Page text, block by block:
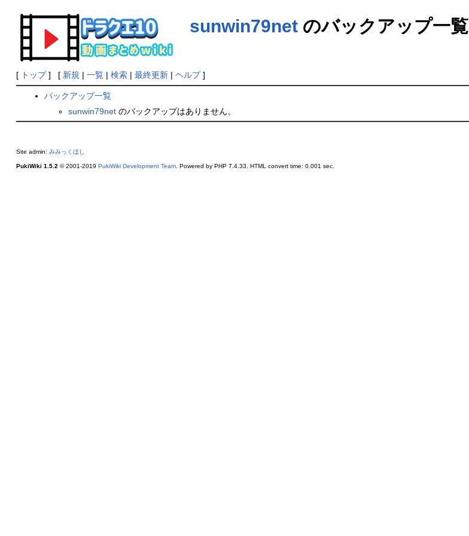
sunwin79netのバックアップ一覧
[ トップ] [ 新規 | 一覧| 検索| 最終更新| ヘルプ]
バックアップ一覧
sunwin79net のバックアップはありません。
Site admin: みみっくほし
PukiWiki 1.5.2 © 2001-2019 PukiWiki Development Team. Powered by PHP 7.4.33. HTML convert time: 0.001 sec.